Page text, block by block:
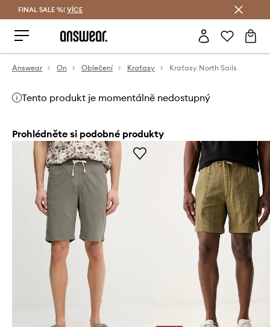
FINAL SALE %! VÍCE
Answear On Oblečení Kraťasy Kraťasy North Sails
Tento produkt je momentálně nedostupný
Prohlédněte si podobné produkty